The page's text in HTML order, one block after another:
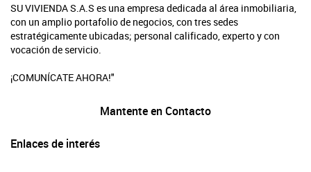
SU VIVIENDA S.A.S es una empresa dedicada al área inmobiliaria,
con un amplio portafolio de negocios, con tres sedes
estratégicamente ubicadas; personal calificado, experto y con
vocación de servicio.
¡COMUNÍCATE AHORA!"
Mantente en Contacto
Enlaces de interés